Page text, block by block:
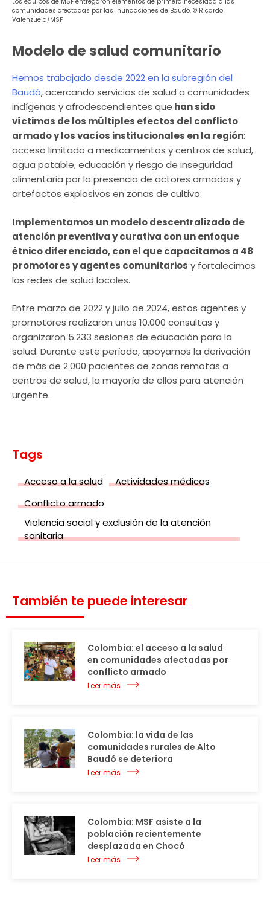
comunidades afectadas por las inundaciones de Baudó. © Ricardo
Valenzuela/MSF
Modelo de salud comunitario
Hemos trabajado desde 2022 en la subregión del
Baudó, acercando servicios de salud a comunidades
indígenas y afrodescendientes que han sido
víctimas de los múltiples efectos del conflicto
armado y los vacíos institucionales en la región:
acceso limitado a medicamentos y centros de salud,
agua potable, educación y riesgo de inseguridad
alimentaria por la presencia de actores armados y
artefactos explosivos en zonas de cultivo.
Implementamos un modelo descentralizado de
atención preventiva y curativa con un enfoque
étnico diferenciado, con el que capacitamos a 48
promotores y agentes comunitarios y fortalecimos
las redes de salud locales.
Entre marzo de 2022 y julio de 2024, estos agentes y
promotores realizaron unas 10.000 consultas y
organizaron 5.233 sesiones de educación para la
salud. Durante este período, apoyamos la derivación
de más de 2.000 pacientes de zonas remotas a
centros de salud, la mayoría de ellos para atención
urgente.
Tags
Acceso a la salud
Actividades médicas
Conflicto armado
Violencia social y exclusión de la atención
sanitaria
También te puede interesar
Colombia: el acceso a la salud
en comunidades afectadas por
conflicto armado
Leer más
Colombia: la vida de las
comunidades rurales de Alto
Baudó se deteriora
Leer más
Colombia: MSF asiste a la
población recientemente
desplazada en Chocó
Leer más